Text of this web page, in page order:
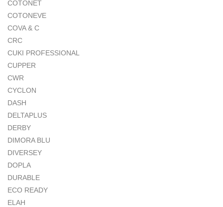
COTONET
COTONEVE
COVA & C
CRC
CUKI PROFESSIONAL
CUPPER
CWR
CYCLON
DASH
DELTAPLUS
DERBY
DIMORA BLU
DIVERSEY
DOPLA
DURABLE
ECO READY
ELAH